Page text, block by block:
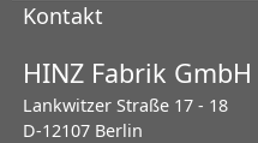
Kontakt
HINZ Fabrik GmbH
Lankwitzer Straße 17 - 18
D-12107 Berlin